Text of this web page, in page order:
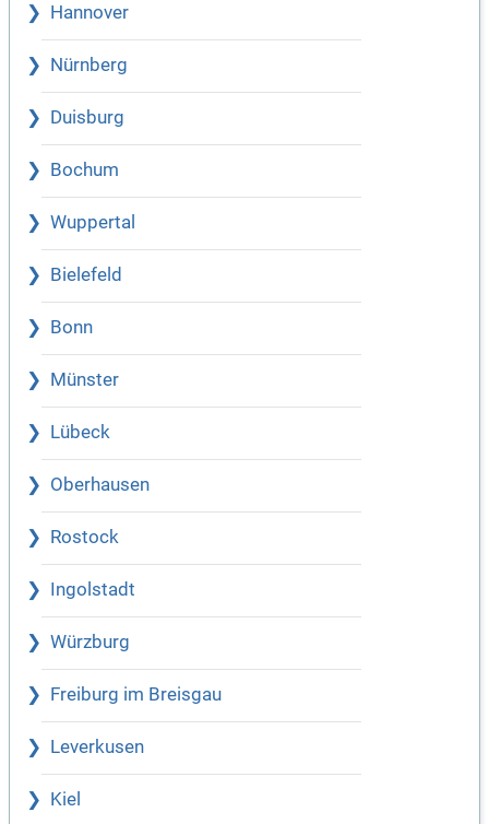
Hannover
Nürnberg
Duisburg
Bochum
Wuppertal
Bielefeld
Bonn
Münster
Lübeck
Oberhausen
Rostock
Ingolstadt
Würzburg
Freiburg im Breisgau
Leverkusen
Kiel